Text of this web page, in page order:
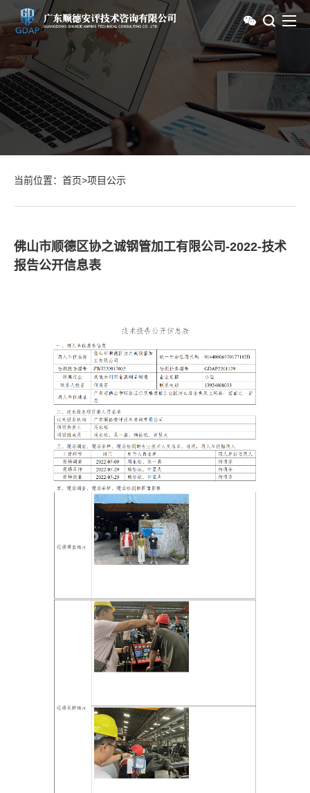
当前位置： 首页>项目公示
佛山市顺德区协之诚钢管加工有限公司-2022-技术
报告公开信息表